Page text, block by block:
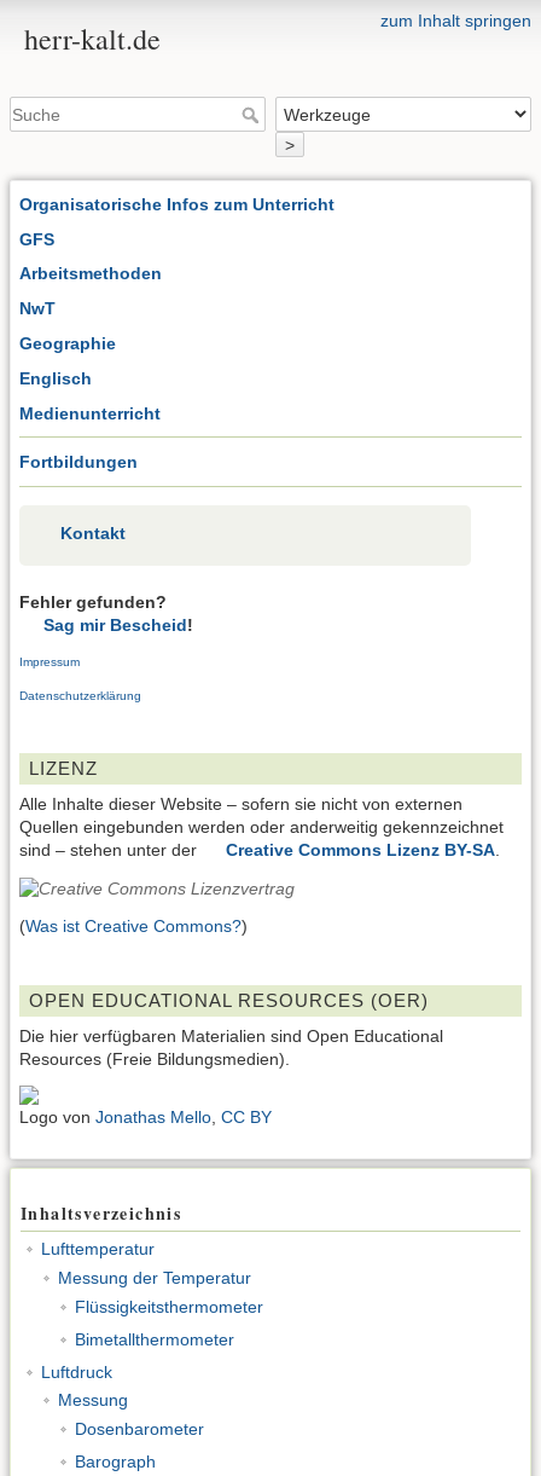
zum Inhalt springen
herr-kalt.de
>
Organisatorische Infos zum Unterricht
GFS
Arbeitsmethoden
NwT
Geographie
Englisch
Medienunterricht
Fortbildungen
Kontakt
Fehler gefunden?
Sag mir Bescheid!
Impressum
Datenschutzerklärung
LIZENZ
Alle Inhalte dieser Website – sofern sie nicht von externen
Quellen eingebunden werden oder anderweitig gekennzeichnet
sind – stehen unter der
Creative Commons Lizenz BY-SA.
(Was ist Creative Commons?)
OPEN EDUCATIONAL RESOURCES (OER)
Die hier verfügbaren Materialien sind Open Educational
Resources (Freie Bildungsmedien).
Logo von Jonathas Mello CC BY
Inhaltsverzeichnis
Lufttemperatur
Messung der Temperatur
Flüssigkeitsthermometer
Bimetallthermometer
Luftdruck
Messung
Dosenbarometer
Barograph